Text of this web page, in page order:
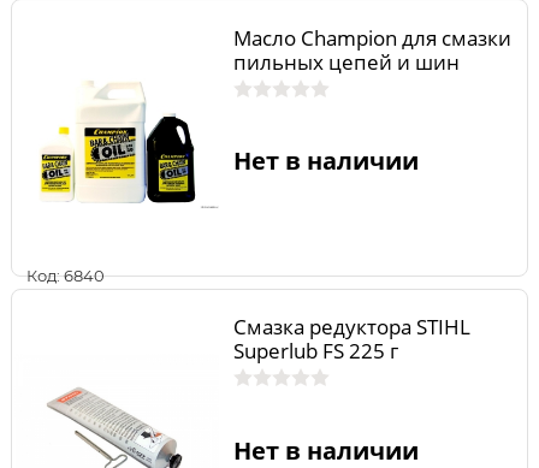
Код: 6840
Масло Champion для смазки
пильных цепей и шин
Нет в наличии
Смазка редуктора STIHL
Superlub FS 225 г
Нет в наличии